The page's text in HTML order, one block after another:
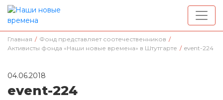
Главная / Фонд представляет соотечественников /
Активисты фонда «Наши новые времена» в Штутгарте / event-224
04.06.2018
event-224